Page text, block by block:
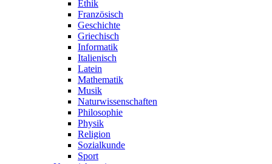
Ethik
Französisch
Geschichte
Griechisch
Informatik
Italienisch
Latein
Mathematik
Musik
Naturwissenschaften
Philosophie
Physik
Religion
Sozialkunde
Sport